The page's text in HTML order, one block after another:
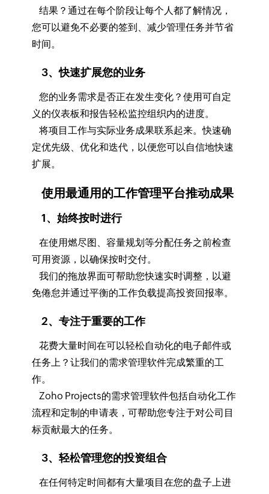
结果？通过在每个阶段让每个人都了解情况，
您可以避免不必要的签到、减少管理任务并节省
时间。
3、快速扩展您的业务
您的业​​务需求是否正在发生变化？使用可自定
义的仪表板和报告轻松监控组织内的进度。
将项目工作与实际业务成果联系起来。快速确
定优先级、优化和迭代，以便您可以自信地快速
扩展。
使用最通用的工作管理平台推动成果
1、始终按时进行
在使用燃尽图、容量规划等分配任务之前检查
可用资源，以确保按时交付。
我们的拖放界面可帮助您快速实时调整，以避
免倦怠并通过平衡的工作负载提高投资回报率。
2、专注于重要的工作
花费大量时间在可以轻松自动化的电子邮件或
任务上？让我们的需求管理软件完成繁重的工
作。
Zoho Projects的需求管理软件包括自动化工作
流程和定制的申请表，可帮助您专注于对公司目
标贡献最大的任务。
3、轻松管理您的投资组合
在任何特定时间都有大量项目在您的盘子上进